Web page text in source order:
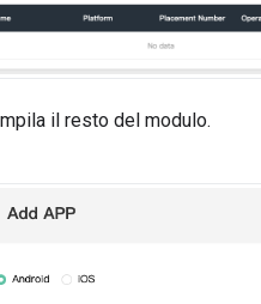
il resto del modulo.